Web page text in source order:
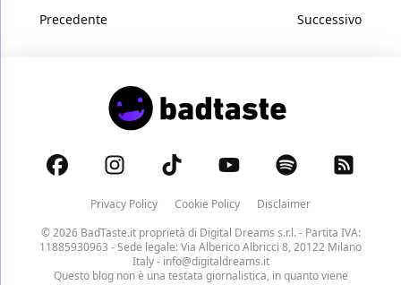
Precedente Successivo
Privacy Policy Cookie Policy
Disclaimer
© 2026 BadTaste.it proprietà di Digital Dreams s.r.l.- Partita IVA:
11885930963 - Sede legale: Via Alberico Albricci 8, 20122 Milano
Italy - info@digitaldreams.it
Questo blog non è una testata giornalistica, in quanto viene